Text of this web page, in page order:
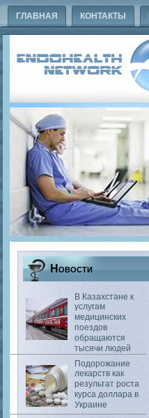
ГЛАВНАЯ КОНТАКТЫ
Новости
В Казахстане к
услугам
медицинских
поездов
обращаются
тысячи людей
Подорожание
лекарств как
результат роста
курса доллара в
Украине